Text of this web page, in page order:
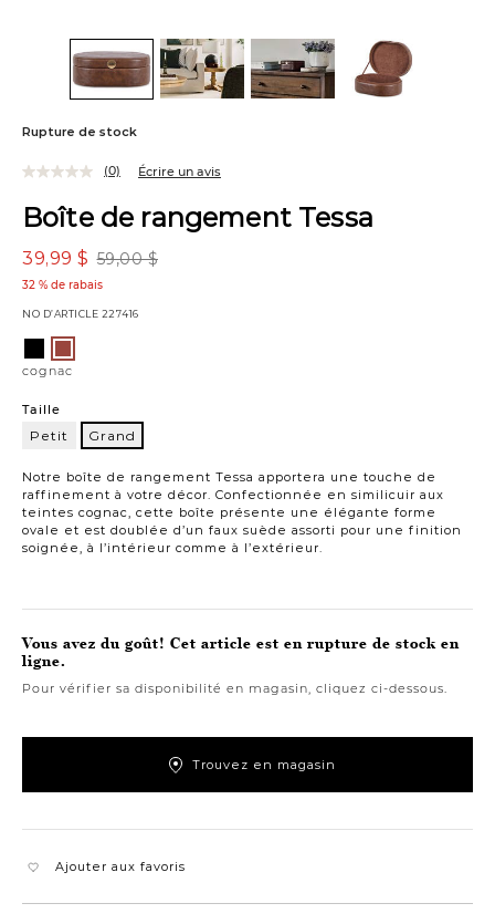
Rupture de stock
Boîte de rangement Tessa
59,00 $
39,99 $
32 % de rabais
NO D’ARTICLE 227416
Notre boîte de rangement Tessa apportera une touche de
raffinement à votre décor. Confectionnée en similicuir aux
teintes cognac, cette boîte présente une élégante forme
ovale et est doublée d’un faux suède assorti pour une finition
soignée, à l’intérieur comme à l’extérieur.
(0) Écrire un avis
Variations
cognac
Taille
Petit Grand
Vous avez du goût! Cet article est en rupture de stock en
ligne.
Pour vérifier sa disponibilité en magasin, cliquez ci-dessous.
Trouvez en magasin
Ajouter aux favoris